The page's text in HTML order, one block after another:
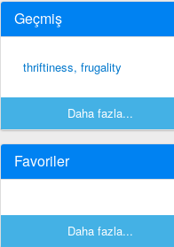
Geçmiş
thriftiness, frugality
Daha fazla...
Favoriler
Daha fazla...